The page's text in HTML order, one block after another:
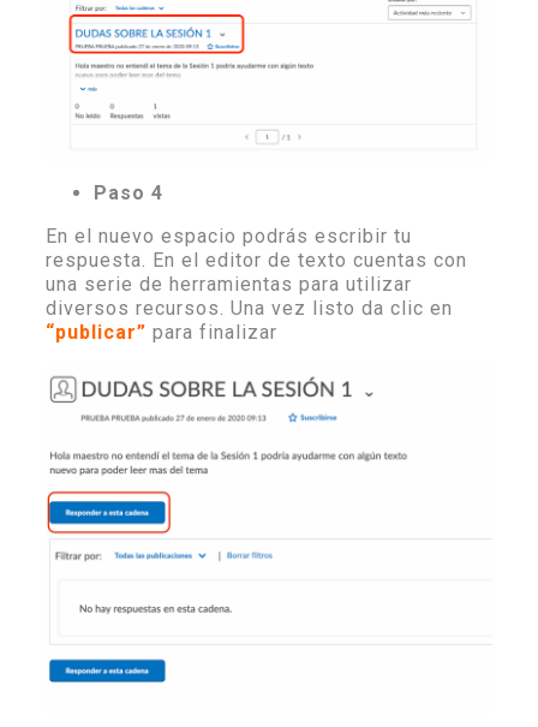
Paso 4
En el nuevo espacio podrás escribir tu
respuesta. En el editor de texto cuentas con
una serie de herramientas para utilizar
diversos recursos. Una vez listo da clic en
“publicar” para finalizar